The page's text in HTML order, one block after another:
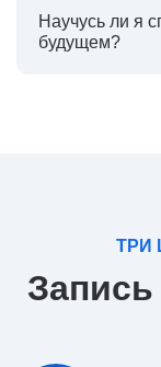
Научусь ли я
будущем?
ТРИ